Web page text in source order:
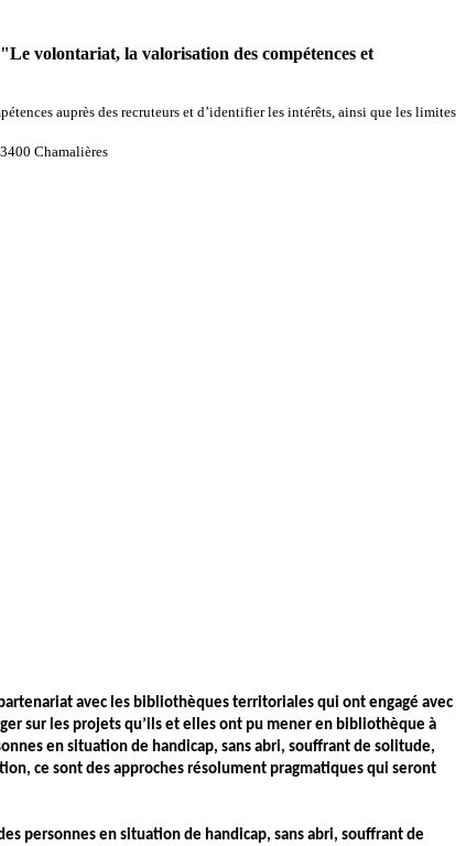
volontariat, la valorisation des compétences et
auprès des recruteurs et d’identifier les intérêts, ainsi que les limites
Chamalières
avec les bibliothèques territoriales qui ont engagé avec
sur les projets qu’ils et elles ont pu mener en bibliothèque à
en situation de handicap, sans abri, souffrant de solitude,
ce sont des approches résolument pragmatiques qui seront
personnes en situation de handicap, sans abri, souffrant de